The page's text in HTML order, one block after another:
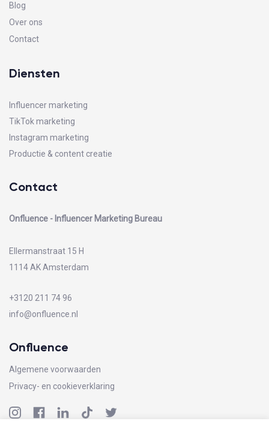
Blog
Over ons
Contact
Diensten
Influencer marketing
TikTok marketing
Instagram marketing
Productie & content creatie
Contact
Onfluence - Influencer Marketing Bureau
Ellermanstraat 15 H
1114 AK Amsterdam
+3120 211 74 96
info@onfluence.nl
Onfluence
Algemene voorwaarden
Privacy- en cookieverklaring